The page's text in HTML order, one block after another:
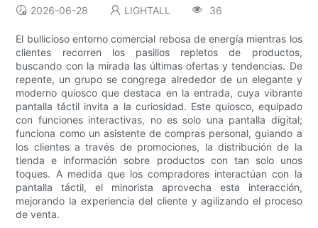
2026-06-28 LIGHTALL 36
El bullicioso entorno comercial rebosa de energía mientras los
clientes recorren los pasillos repletos de productos,
buscando con la mirada las últimas ofertas y tendencias. De
repente, un grupo se congrega alrededor de un elegante y
moderno quiosco que destaca en la entrada, cuya vibrante
pantalla táctil invita a la curiosidad. Este quiosco, equipado
con funciones interactivas, no es solo una pantalla digital;
funciona como un asistente de compras personal, guiando a
los clientes a través de promociones, la distribución de la
tienda e información sobre productos con tan solo unos
toques. A medida que los compradores interactúan con la
pantalla táctil, el minorista aprovecha esta interacción,
mejorando la experiencia del cliente y agilizando el proceso
de venta.